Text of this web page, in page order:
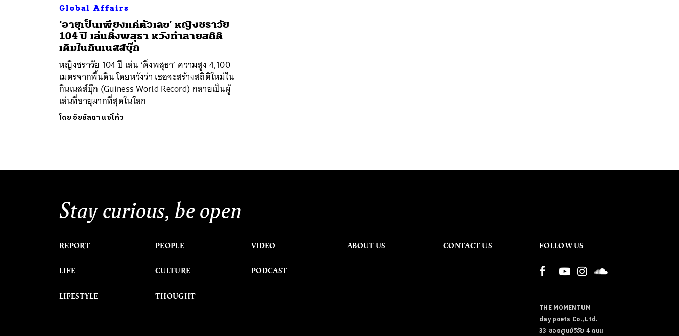
Global Affairs
‘อายุเป็นเพียงแค่ตัวเลข’ หญิงชราวัย
104 ปี เล่นดิ่งพสุธา หวังทำลายสถิติ
เดิมในกินเนสส์บุ๊ก
หญิงชราวัย 104 ปี เล่น ‘ดิ่งพสุธา’ ความสูง 4,100
เมตรจากพื้นดิน โดยหวังว่า เธอจะสร้างสถิติใหม่ใน
กินเนสส์บุ๊ก (Guiness World Record) กลายเป็นผู้
เล่นที่อายุมากที่สุดในโลก
โดย อัยย์ลดา แซ่โค้ว
Stay curious, be open
REPORT
LIFE
LIFESTYLE
PEOPLE
CULTURE
THOUGHT
VIDEO
PODCAST
ABOUT US CONTACT US FOLLOW US
THE MOMENTUM
day poets Co.,Ltd.
33 ซอยศูนย์วิจัย 4 ถนน
ค้นหา